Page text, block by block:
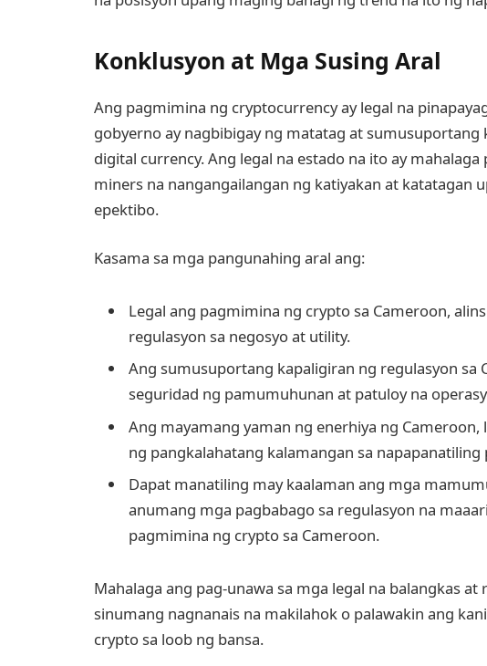
Konklusyon at Mga Susing Aral
Ang pagmimina ng cryptocurrency ay legal na
gobyerno ay nagbibigay ng matatag at
digital currency. Ang legal na estado na ito ay
miners na nangangailangan ng katiyakan at katatagan
epektibo.
Kasama sa mga pangunahing aral ang:
Legal ang pagmimina ng crypto sa Cameroon,
regulasyon sa negosyo at utility.
Ang sumusuportang kapaligiran ng regulasyon sa
seguridad ng pamumuhunan at patuloy na
Ang mayamang yaman ng enerhiya ng Cameroon,
ng pangkalahatang kalamangan sa
Dapat manatiling may kaalaman ang mga
anumang mga pagbabago sa regulasyon na
pagmimina ng crypto sa Cameroon.
Mahalaga ang pag-unawa sa mga legal na balangkas at
sinumang nagnanais na makilahok o palawakin ang
crypto sa loob ng bansa.